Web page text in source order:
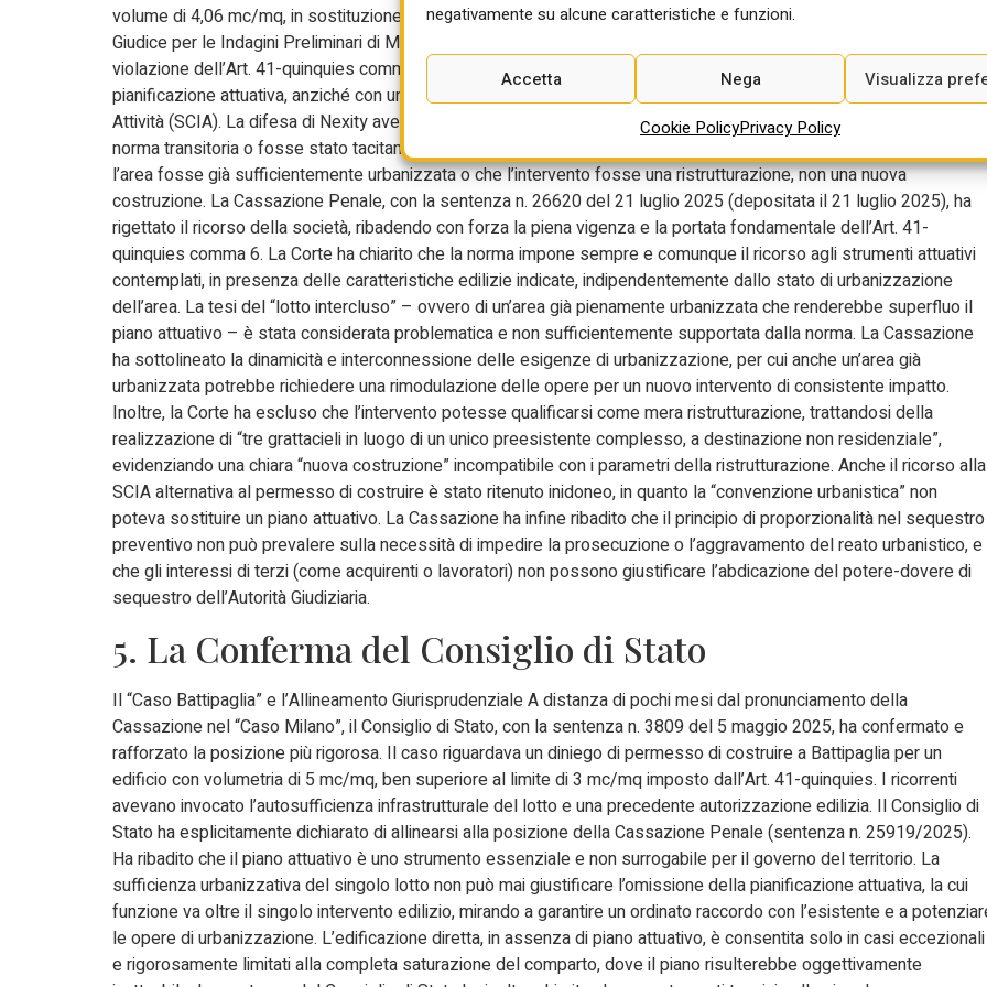
negativamente su alcune caratteristiche e funzioni.
Accetta Nega Visualizza
Cookie PolicyPrivacy Policy
volume di 4,06 mc/mq, in sostituzione di un complesso industriale dismesso. Il sequestro preventivo disposto dal
Giudice per le Indagini Preliminari di Milano, e poi confermato dal tribunale del riesame, si fondava proprio sulla
violazione dell’Art. 41-quinquies comma 6, in quanto l’amministrazione comunale avrebbe dovuto procedere tramite
pianificazione attuativa, anziché con una semplice convenzione urbanistica o una Segnalazione Certificata di Inizio
Attività (SCIA). La difesa di Nexity aveva sostenuto che l’articolo non fosse più applicabile a Milano, fosse una
norma transitoria o fosse stato tacitamente abrogato dalla legislazione regionale. Aveva inoltre argomentato che
l’area fosse già sufficientemente urbanizzata o che l’intervento fosse una ristrutturazione, non una nuova
costruzione. La Cassazione Penale, con la sentenza n. 26620 del 21 luglio 2025 (depositata il 21 luglio 2025), ha
rigettato il ricorso della società, ribadendo con forza la piena vigenza e la portata fondamentale dell’Art. 41-
quinquies comma 6. La Corte ha chiarito che la norma impone sempre e comunque il ricorso agli strumenti attuativi
contemplati, in presenza delle caratteristiche edilizie indicate, indipendentemente dallo stato di urbanizzazione
dell’area. La tesi del “lotto intercluso” – ovvero di un’area già pienamente urbanizzata che renderebbe superfluo il
piano attuativo – è stata considerata problematica e non sufficientemente supportata dalla norma. La Cassazione
ha sottolineato la dinamicità e interconnessione delle esigenze di urbanizzazione, per cui anche un’area già
urbanizzata potrebbe richiedere una rimodulazione delle opere per un nuovo intervento di consistente impatto.
Inoltre, la Corte ha escluso che l’intervento potesse qualificarsi come mera ristrutturazione, trattandosi della
realizzazione di “tre grattacieli in luogo di un unico preesistente complesso, a destinazione non residenziale”,
evidenziando una chiara “nuova costruzione” incompatibile con i parametri della ristrutturazione. Anche il ricorso alla
SCIA alternativa al permesso di costruire è stato ritenuto inidoneo, in quanto la “convenzione urbanistica” non
poteva sostituire un piano attuativo. La Cassazione ha infine ribadito che il principio di proporzionalità nel sequestro
preventivo non può prevalere sulla necessità di impedire la prosecuzione o l’aggravamento del reato urbanistico, e
che gli interessi di terzi (come acquirenti o lavoratori) non possono giustificare l’abdicazione del potere-dovere di
sequestro dell’Autorità Giudiziaria.
5. La Conferma del Consiglio di Stato
Il “Caso Battipaglia” e l’Allineamento Giurisprudenziale A distanza di pochi mesi dal pronunciamento della
Cassazione nel “Caso Milano”, il Consiglio di Stato, con la sentenza n. 3809 del 5 maggio 2025, ha confermato e
rafforzato la posizione più rigorosa. Il caso riguardava un diniego di permesso di costruire a Battipaglia per un
edificio con volumetria di 5 mc/mq, ben superiore al limite di 3 mc/mq imposto dall’Art. 41-quinquies. I ricorrenti
avevano invocato l’autosufficienza infrastrutturale del lotto e una precedente autorizzazione edilizia. Il Consiglio di
Stato ha esplicitamente dichiarato di allinearsi alla posizione della Cassazione Penale (sentenza n. 25919/2025).
Ha ribadito che il piano attuativo è uno strumento essenziale e non surrogabile per il governo del territorio. La
sufficienza urbanizzativa del singolo lotto non può mai giustificare l’omissione della pianificazione attuativa, la cui
funzione va oltre il singolo intervento edilizio, mirando a garantire un ordinato raccordo con l’esistente e a
le opere di urbanizzazione. L’edificazione diretta, in assenza di piano attuativo, è consentita solo in casi eccezionali
e rigorosamente limitati alla completa saturazione del comparto, dove il piano risulterebbe oggettivamente